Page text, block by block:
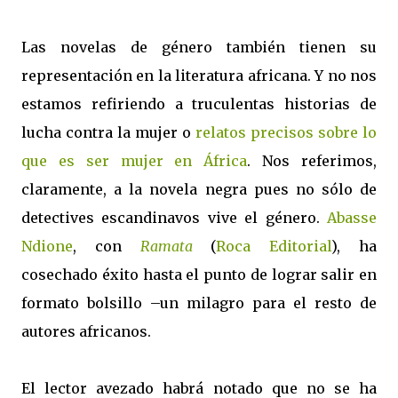
Las novelas de género también tienen su
representación en la literatura africana. Y no nos
estamos refiriendo a truculentas historias de
lucha contra la mujer o relatos precisos sobre lo
que es ser mujer en África. Nos referimos,
claramente, a la novela negra pues no sólo de
detectives escandinavos vive el género. Abasse
Ndione, con Ramata(Roca Editorial), ha
cosechado éxito hasta el punto de lograr salir en
formato bolsillo –un milagro para el resto de
autores africanos.
El lector avezado habrá notado que no se ha